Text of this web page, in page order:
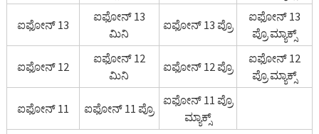
ಐಫೋನ್ 13
ಐಫೋನ್ 13
ಮಿನಿ
ಐಫೋನ್ 13 ಪ್ರೊ
ಐಫೋನ್ 13
ಪ್ರೊ ಮ್ಯಾಕ್ಸ್
ಐಫೋನ್ 12
ಐಫೋನ್ 12
ಮಿನಿ
ಐಫೋನ್ 12 ಪ್ರೊ
ಐಫೋನ್ 12
ಪ್ರೊ ಮ್ಯಾಕ್ಸ್
ಐಫೋನ್ 11 ಐಫೋನ್ 11 ಪ್ರೊ
ಐಫೋನ್ 11 ಪ್ರೊ
ಮ್ಯಾಕ್ಸ್